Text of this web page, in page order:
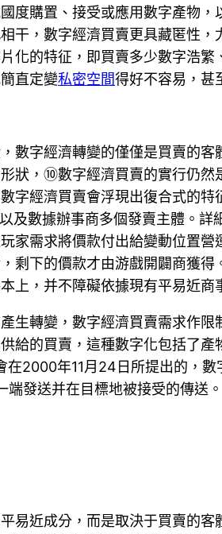
度購置、接受或應用數字產物
干，數字經濟買賣更具藏匿性，
化的特征，即買賣多少數字浩
直定變私密空間得好不容易，甚
數字經濟轉變的僅僅是買賣的
狀，⑩數字經濟買賣的實行仍
經濟買賣會浮現出復合式的
數據辦事商多個發賣主體。
家需求將價款付出給變動位置
剩下的價款才由游戲開闢商獲
上，并不障礙依據現有平易近商
生轉變，數字經濟買賣需求作
給的買賣，這種數字化包括了
2000年11月24日所提出的，
發送并在目標地被接受的傳送
易近成分，而是取決于買賣的